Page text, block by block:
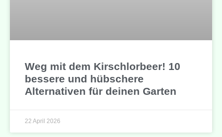
Weg mit dem Kirschlorbeer! 10
bessere und hübschere
Alternativen für deinen Garten
22 April 2026